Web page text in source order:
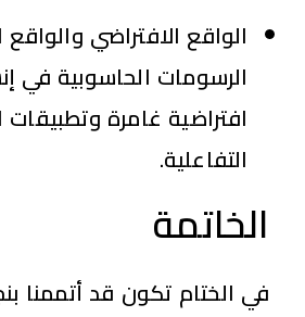
الواقع الافتراضي والواقع
الرسومات الحاسوبية في
افتراضية غامرة وتطبيقات
التفاعلية.
الخاتمة
في الختام تكون قد أتممنا